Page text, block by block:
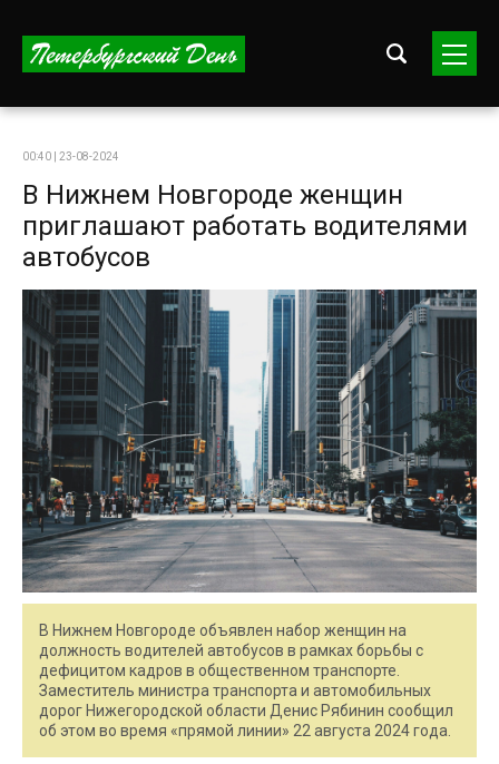
00:40 | 23-08-2024
В Нижнем Новгороде женщин
приглашают работать водителями
автобусов
В Нижнем Новгороде объявлен набор женщин на
должность водителей автобусов в рамках борьбы с
дефицитом кадров в общественном транспорте.
Заместитель министра транспорта и автомобильных
дорог Нижегородской области Денис Рябинин сообщил
об этом во время «прямой линии» 22 августа 2024 года.